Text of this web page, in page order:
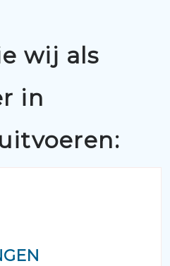
wij als
in